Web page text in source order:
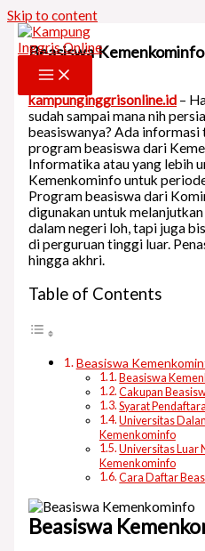
Skip to content
Beasiswa
S2
kampunginggrisonline.id –
sudah sampai mana nih
beasiswanya? Ada informasi
program beasiswa dari
Informatika atau yang lebih
Kemenkominfo untuk
Program beasiswa dari
digunakan untuk
dalam negeri loh, tapi juga
di perguruan tinggi luar.
hingga akhri.
Table of Contents
Beasiswa
Beasiswa
Cakupan
Syarat
Universitas
Kemenkominfo
Universitas Luar
Kemenkominfo
Cara Daftar
Beasiswa